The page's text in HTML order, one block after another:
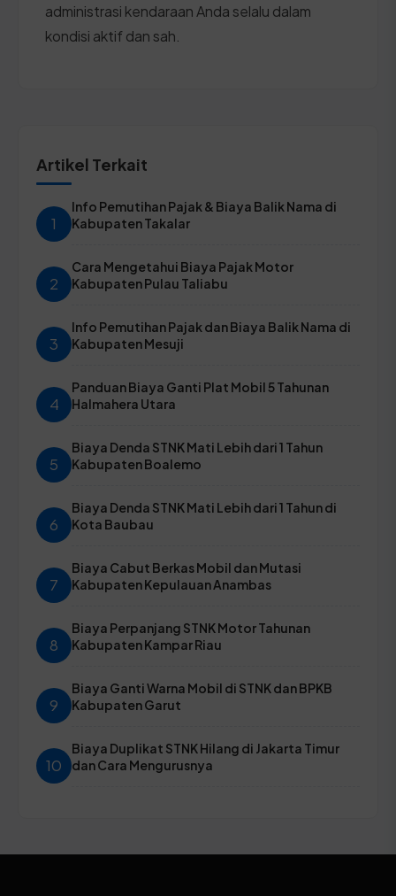
administrasi kendaraan Anda selalu dalam
kondisi aktif dan sah.
Artikel Terkait
1
Info Pemutihan Pajak & Biaya Balik Nama di
Kabupaten Takalar
2
Cara Mengetahui Biaya Pajak Motor
Kabupaten Pulau Taliabu
3
Info Pemutihan Pajak dan Biaya Balik Nama di
Kabupaten Mesuji
4
Panduan Biaya Ganti Plat Mobil 5 Tahunan
Halmahera Utara
5
Biaya Denda STNK Mati Lebih dari 1 Tahun
Kabupaten Boalemo
6
Biaya Denda STNK Mati Lebih dari 1 Tahun di
Kota Baubau
7
Biaya Cabut Berkas Mobil dan Mutasi
Kabupaten Kepulauan Anambas
8
Biaya Perpanjang STNK Motor Tahunan
Kabupaten Kampar Riau
9
Biaya Ganti Warna Mobil di STNK dan BPKB
Kabupaten Garut
10
Biaya Duplikat STNK Hilang di Jakarta Timur
dan Cara Mengurusnya